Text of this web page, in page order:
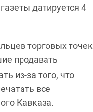
датируется 4
торговых точек
продавать
из-за того, что
все
Кавказа.